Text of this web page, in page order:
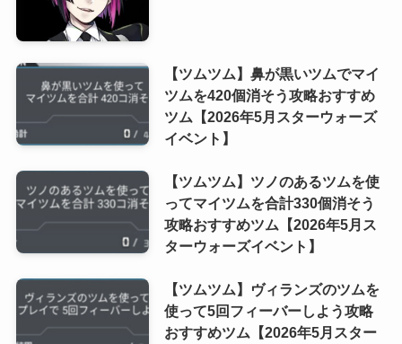
【ツムツム】鼻が黒いツムでマイ
ツムを420個消そう攻略おすすめ
ツム【2026年5月スターウォーズ
イベント】
【ツムツム】ツノのあるツムを使
ってマイツムを合計330個消そう
攻略おすすめツム【2026年5月ス
ターウォーズイベント】
【ツムツム】ヴィランズのツムを
使って5回フィーバーしよう攻略
おすすめツム【2026年5月スター